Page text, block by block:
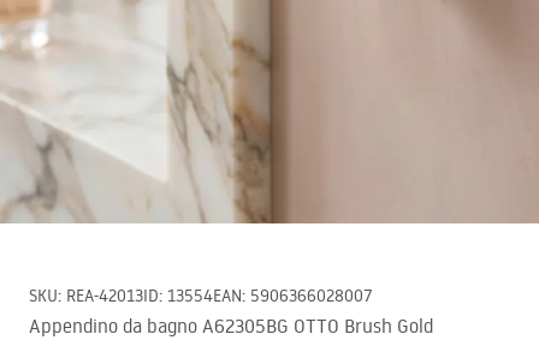
SKU: REA-42013ID: 13554EAN: 5906366028007
Appendino da bagno A62305BG OTTO Brush Gold